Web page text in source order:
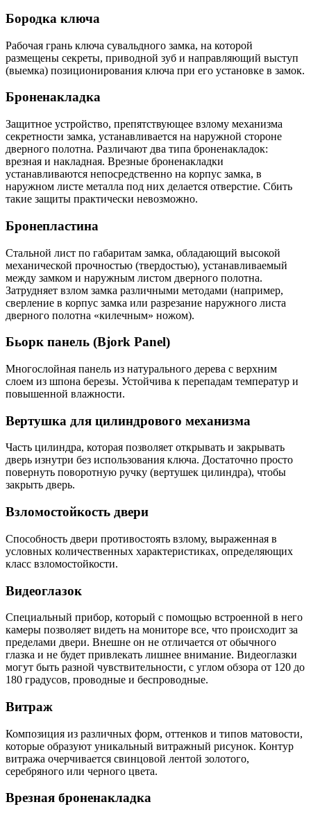
Бородка ключа
Рабочая грань ключа сувальдного замка, на которой
размещены секреты, приводной зуб и направляющий выступ
(выемка) позиционирования ключа при его установке в замок.
Броненакладка
Защитное устройство, препятствующее взлому механизма
секретности замка, устанавливается на наружной стороне
дверного полотна. Различают два типа броненакладок:
врезная и накладная. Врезные броненакладки
устанавливаются непосредственно на корпус замка, в
наружном листе металла под них делается отверстие. Сбить
такие защиты практически невозможно.
Бронепластина
Стальной лист по габаритам замка, обладающий высокой
механической прочностью (твердостью), устанавливаемый
между замком и наружным листом дверного полотна.
Затрудняет взлом замка различными методами (например,
сверление в корпус замка или разрезание наружного листа
дверного полотна «килечным» ножом).
Бьорк панель (Bjork Panel)
Многослойная панель из натурального дерева с верхним
слоем из шпона березы. Устойчива к перепадам температур и
повышенной влажности.
Вертушка для цилиндрового механизма
Часть цилиндра, которая позволяет открывать и закрывать
дверь изнутри без использования ключа. Достаточно просто
повернуть поворотную ручку (вертушек цилиндра), чтобы
закрыть дверь.
Взломостойкость двери
Способность двери противостоять взлому, выраженная в
условных количественных характеристиках, определяющих
класс взломостойкости.
Видеоглазок
Специальный прибор, который с помощью встроенной в него
камеры позволяет видеть на мониторе все, что происходит за
пределами двери. Внешне он не отличается от обычного
глазка и не будет привлекать лишнее внимание. Видеоглазки
могут быть разной чувствительности, с углом обзора от 120 до
180 градусов, проводные и беспроводные.
Витраж
Композиция из различных форм, оттенков и типов матовости,
которые образуют уникальный витражный рисунок. Контур
витража очерчивается свинцовой лентой золотого,
серебряного или черного цвета.
Врезная броненакладка